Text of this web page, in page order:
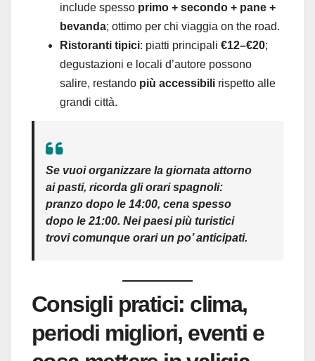
include spesso primo + secondo + pane +
bevanda; ottimo per chi viaggia on the road.
Ristoranti tipici: piatti principali €12–€20;
degustazioni e locali d’autore possono
salire, restando più accessibili rispetto alle
grandi città.
Se vuoi organizzare la giornata attorno
ai pasti, ricorda gliorari spagnoli:
pranzo dopo le 14:00, cena spesso
dopo le 21:00. Nei paesi più turistici
trovi comunque orari un po’anticipati.
Consigli pratici: clima,
periodi migliori, eventi e